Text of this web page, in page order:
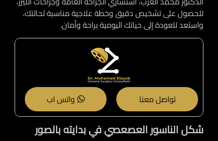
للحصول على تشخيص دقيق وخطة علاجية مناسبة لحالتك،
واستعد للعودة إلى حياتك اليومية براحة وأمان.
تواصل معنا واتس اب
شكل الناسور العصعصي في بدايته بالصور